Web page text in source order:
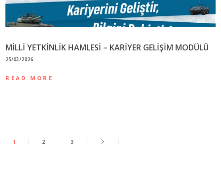
MİLLİ YETKİNLİK HAMLESİ – KARİYER GELİŞİM MODÜLÜ
25/03/2026
READ MORE
1 2 3